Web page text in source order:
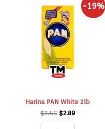
-19%
Harina PAN White 2lb
$3.56
precio
original
era:
$3.56.
$2.89
precio
actual
PAN
White
2lb
cantidad